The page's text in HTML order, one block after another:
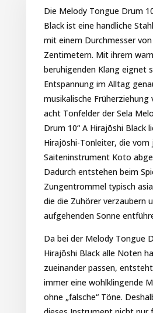
Die Melody Tongue Drum
Black ist eine handliche
mit einem Durchmesser von
Zentimetern. Mit ihrem
beruhigenden Klang eignet
Entspannung im Alltag
musikalische Früherziehung
acht Tonfelder der Sela
Drum 10“ A Hirajōshi Black
Hirajōshi-Tonleiter, die vom
Saiteninstrument Koto
Dadurch entstehen beim
Zungentrommel typisch
die die Zuhörer verzaubern
aufgehenden Sonne
Da bei der Melody Tongue
Hirajōshi Black alle Noten
zueinander passen,
immer eine wohlklingende
ohne „falsche“ Töne.